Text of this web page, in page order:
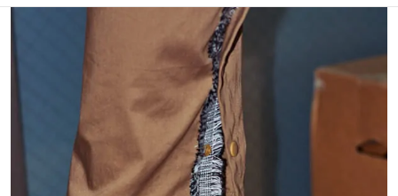
#憧れの逸品
#ESSENTIAL DESIGNS #古着サミット
#NEW VINTAGE #マイナーグッド図鑑
#路地裏てぃーん。 #MONTHLY JOURNAL